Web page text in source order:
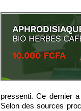
pressenti. Ce dernier
Selon des sources